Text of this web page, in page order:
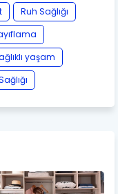
Ruh Sağlığı
yaşam